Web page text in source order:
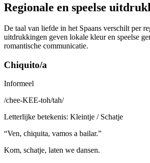
Regionale en speelse
De taal van liefde in het Spaans verschilt per
uitdrukkingen geven lokale kleur en speelse
romantische communicatie.
Chiquito/a
Informeel
/chee-KEE-toh/tah/
Letterlijke betekenis: Kleintje / Schatje
“Ven, chiquita, vamos a bailar.”
Kom, schatje, laten we dansen.